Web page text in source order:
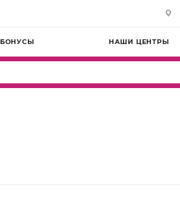
БОНУСЫ НАШИ ЦЕНТРЫ